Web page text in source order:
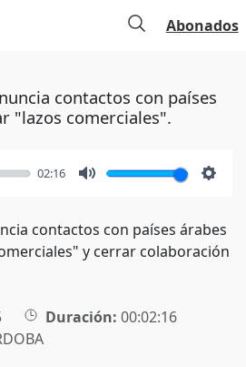
Abonados
contactos con países
"lazos comerciales".
02:16
contactos con países árabes
y cerrar colaboración
Duración: 00:02:16